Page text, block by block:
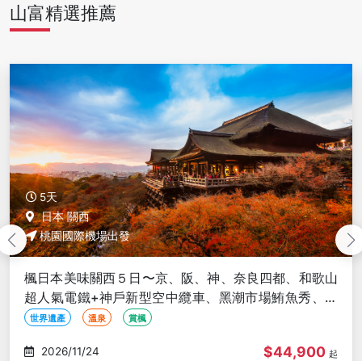
山富精選推薦
5天
日本 關西
桃園國際機場出發
楓日本美味關西５日〜京、阪、神、奈良四都、和歌山
超人氣電鐵+神戶新型空中纜車、黑潮市場鮪魚秀、啖
螃蟹
世界遺產 溫泉 賞楓
2026/11/24 $44,900 起